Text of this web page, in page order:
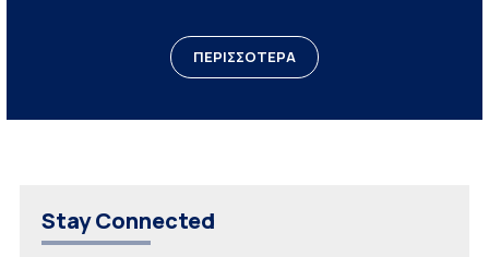
ΠΕΡΙΣΣΟΤΕΡΑ
Stay Connected